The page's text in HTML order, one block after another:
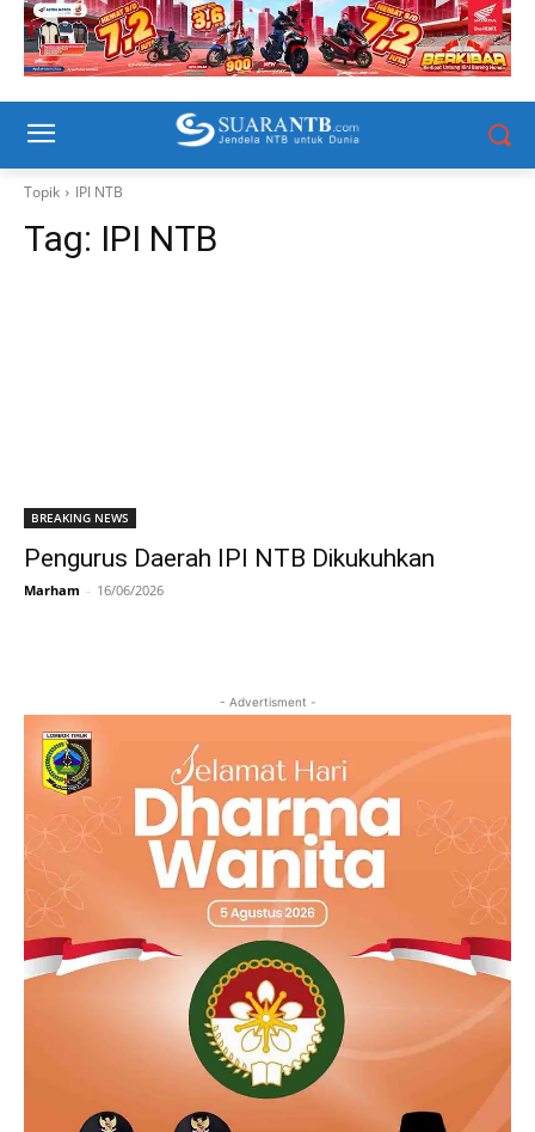
Topik IPI NTB
Tag: IPI NTB
BREAKING NEWS
Pengurus Daerah IPI NTB Dikukuhkan
Marham - 16/06/2026
- Advertisment -